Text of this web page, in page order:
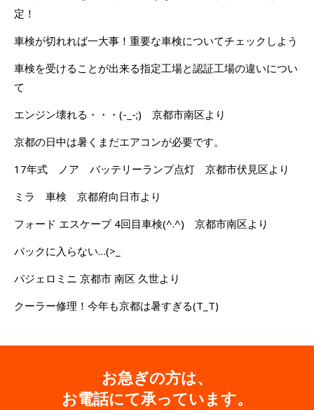
定！
車検が切れれば一大事！重要な車検についてチェックしよう
車検を受けることが出来る指定工場と認証工場の違いについ
て
エンジン壊れる・・・(-_-;) 京都市南区より
京都の日中は暑くまだエアコンが必要です。
17年式 ノア バッテリーランプ点灯 京都市伏見区より
ミラ 車検 京都府向日市より
フォード エスケープ 4回目車検(^.^) 京都市南区より
バックに入らない…(>_
パジェロミニ 京都市 南区 久世より
クーラー修理！今年も京都は暑すぎる(T_T)
お急ぎの方は、
お電話にて承っています。